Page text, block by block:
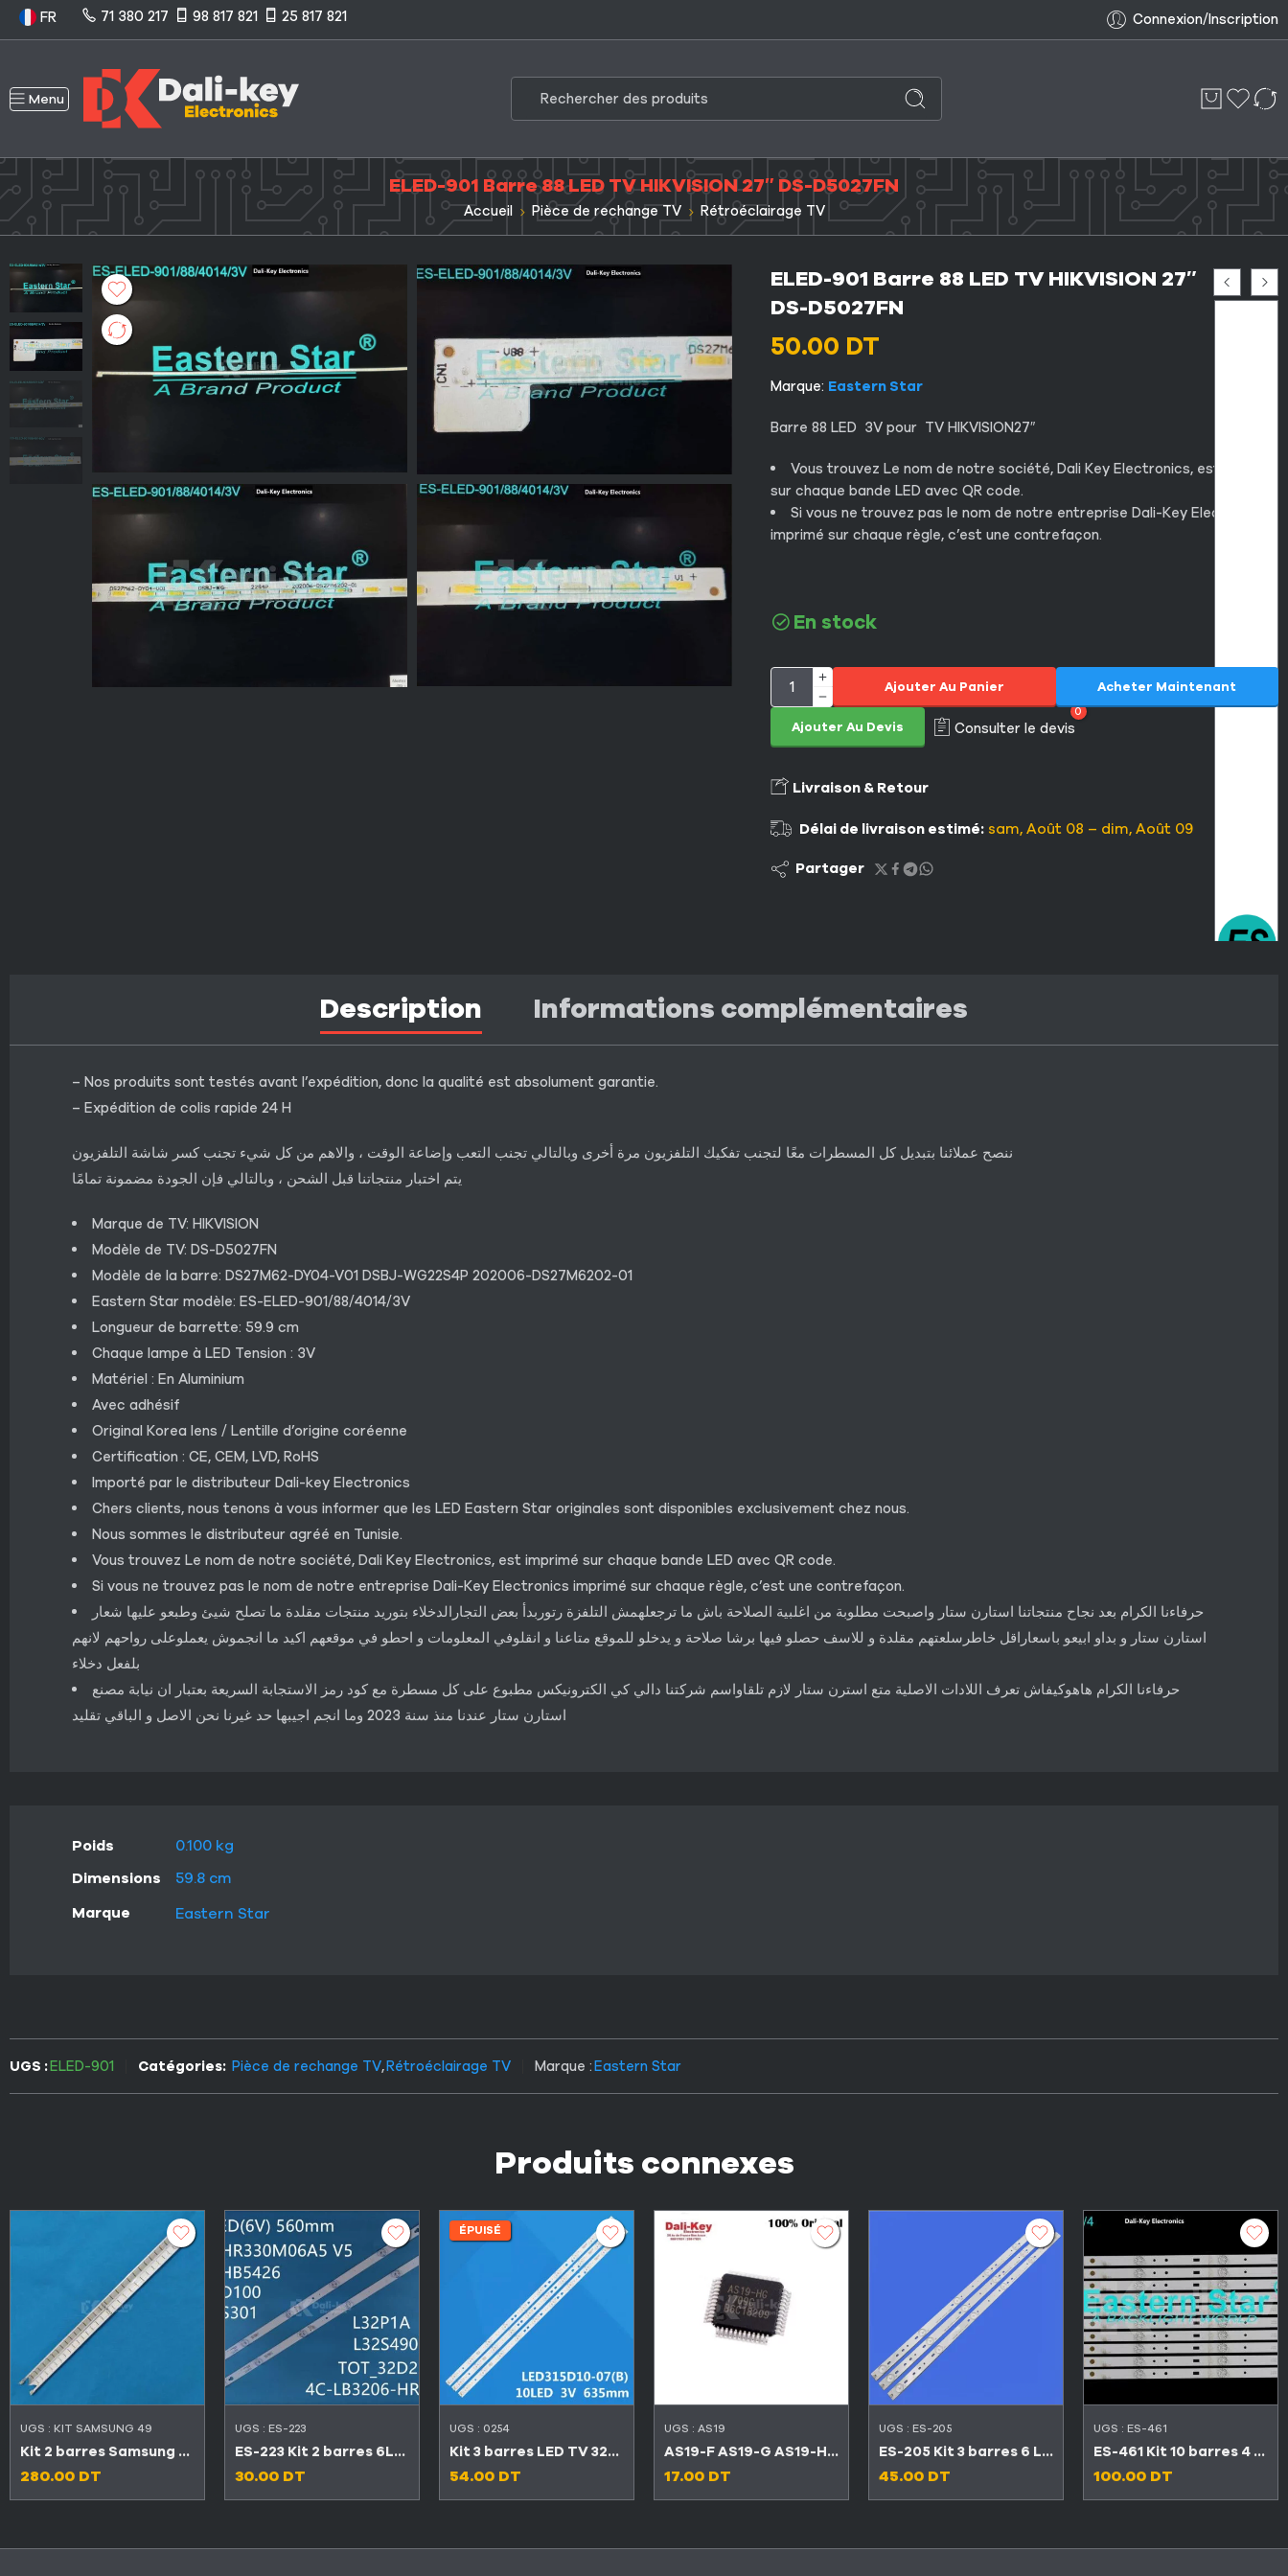
FR 71 380 217 98 817 821 25 817 821 Connexion/Inscription
Menu
ELED-901 Barre 88 LED TV HIKVISION 27″ DS-D5027FN
Accueil Pièce de rechange TV Rétroéclairage TV
ELED-901 Barre 88 LED TV HIKVISION 27″
DS-D5027FN
50.00 DT
Marque: Eastern Star
Barre 88 LED 3V pour TV HIKVISION27″
Vous trouvez Le nom de notre société, Dali Key Electronics, est imprimé
sur chaque bande LED avec QR code.
Si vous ne trouvez pas le nom de notre entreprise Dali-Key Electronics
imprimé sur chaque règle, c’est une contrefaçon.
En stock
Ajouter Au Panier
Ajouter Au Devis Consulter le devis
0
Acheter Maintenant
Livraison & Retour
Délai de livraison estimé: sam, Août 08 – dim, Août 09
Partager
Description Informations complémentaires
– Nos produits sont testés avant l’expédition, donc la qualité est absolument garantie.
– Expédition de colis rapide 24 H
ننصح عملائنا بتبديل كل المسطرات معًا لتجنب تفكيك التلفزيون مرة أخرى وبالتالي تجنب التعب وإضاعة الوقت ، والاهم من كل شيء تجنب كسر شاشة التلفزيون
يتم اختبار منتجاتنا قبل الشحن ، وبالتالي فإن الجودة مضمونة تمامًا
Marque de TV: HIKVISION
Modèle de TV: DS-D5027FN
Modèle de la barre: DS27M62-DY04-V01 DSBJ-WG22S4P 202006-DS27M6202-01
Eastern Star modèle: ES-ELED-901/88/4014/3V
Longueur de barrette: 59.9 cm
Chaque lampe à LED Tension : 3V
Matériel : En Aluminium
Avec adhésif
Original Korea lens / Lentille d’origine coréenne
Certification : CE, CEM, LVD, RoHS
Importé par le distributeur Dali-key Electronics
Chers clients, nous tenons à vous informer que les LED Eastern Star originales sont disponibles exclusivement chez nous.
Nous sommes le distributeur agréé en Tunisie.
Vous trouvez Le nom de notre société, Dali Key Electronics, est imprimé sur chaque bande LED avec QR code.
Si vous ne trouvez pas le nom de notre entreprise Dali-Key Electronics imprimé sur chaque règle, c’est une contrefaçon.
حرفاءنا الكرام بعد نجاح منتجاتنا استارن ستار واصبحت مطلوبة من اغلبية الصلاحة باش ما ترجعلهمش التلفزة رتوربدأ بعض التجارالدخلاء بتوريد منتجات مقلدة ما تصلح شيئ وطبعو عليها شعار
استارن ستار و بداو ابيعو باسعاراقل خاطرسلعتهم مقلدة و للاسف حصلو فيها برشا صلاحة و يدخلو للموقع متاعنا و انقلوفي المعلومات و احطو في موقعهم اكيد ما انجموش يعملوعلى رواحهم لانهم
بلفعل دخلاء
حرفاءنا الكرام هاهوكيفاش تعرف اللادات الاصلية متع استرن ستار لازم تلقاواسم شركتنا دالي كي الكترونيكس مطبوع على كل مسطرة مع كود رمز الاستجابة السريعة بعتبار ان نيابة مصنع
استارن ستار عندنا منذ سنة 2023 وما انجم اجيبها حد غيرنا نحن الاصل و الباقي تقليد
Poids
0.100 kg
Dimensions
59.8 cm
Marque
Eastern Star
UGS :ELED-901 Catégories: Pièce de rechange TV,Rétroéclairage TV Marque :Eastern Star
Produits connexes
UGS : KIT SAMSUNG 49
Kit 2 barres Samsung 49″ 31 LED 3V V6LF_490SFA_LED31 + V6LF_490SFB_LED31 (Original الاصلي)
280.00 DT
UGS : ES-223
ES-223 Kit 2 barres 6LED TV TCL 32″ 32D2900
30.00 DT
ÉPUISÉ
UGS : 0254
Kit 3 barres LED TV 32″ 10 LED 3V
54.00 DT
UGS : AS19
AS19-F AS19-G AS19-HG AS19-H1G
17.00 DT
UGS : ES-205
ES-205 Kit 3 barres 6 LED 3V TV CONDOR 32″ LED32C4500
45.00 DT
UGS : ES-461
ES-461 Kit 10 barres 4 LED TV Maxwell 50″
100.00 DT